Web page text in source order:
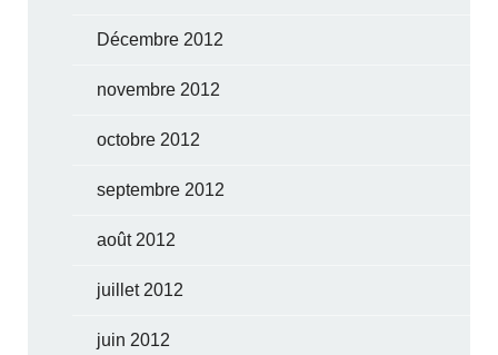
Décembre 2012
novembre 2012
octobre 2012
septembre 2012
août 2012
juillet 2012
juin 2012